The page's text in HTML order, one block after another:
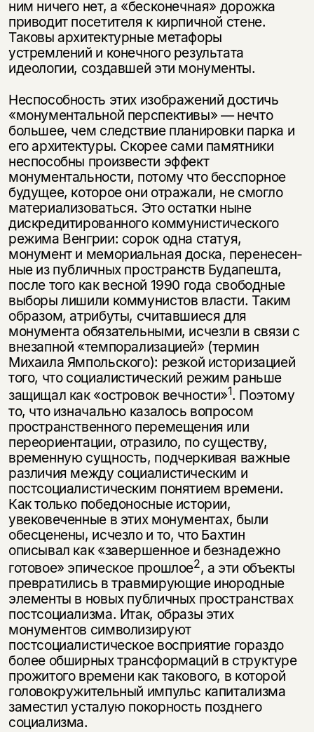
ним ничего нет, а «бесконечная» дорожка
приводит посетителя к кирпич­ной стене.
Таковы архитектурные метафоры
устремлений и конечного ре­зультата
идеологии, создавшей эти монументы.
Неспособность этих изображений достичь
«монументальной перспек­тивы» — нечто
большее, чем следствие планировки парка и
его архитектуры. Скорее сами памятники
неспособны произвести эффект
монументальности, потому что бесспорное
будущее, которое они отражали, не смогло
материали­зоваться. Это остатки ныне
дискредитированного коммунистического
режи­ма Венгрии: сорок одна статуя,
монумент и мемориальная доска, перенесен­
ные из публичных пространств Будапешта,
после того как весной 1990 года свободные
выборы лишили коммунистов власти. Таким
образом, атрибуты, считавшиеся для
монумента обязательными, исчезли в связи с
внезапной «темпорализацией» (термин
Михаила Ямпольского): резкой историзацией
того, что социалистический режим раньше
защищал как «островок вечнос­ти»1. Поэтому
то, что изначально казалось вопросом
пространственного пере­мещения или
переориентации, отразило, по существу,
временную сущность, подчеркивая важные
различия между социалистическим и
постсоциалистическим понятием времени.
Как только победоносные истории,
увековечен­ные в этих монументах, были
обесценены, исчезло и то, что Бахтин
описывал как «завершенное и безнадежно
готовое» эпическое прошлое2, а эти объек­ты
превратились в травмирующие инородные
элементы в новых публичных пространствах
постсоциализма. Итак, образы этих
монументов символизи­руют
постсоциалистическое восприятие гораздо
более обширных трансфор­маций в структуре
прожитого времени как такового, в которой
головокру­жительный импульс капитализма
заместил усталую покорность позднего
социализма.